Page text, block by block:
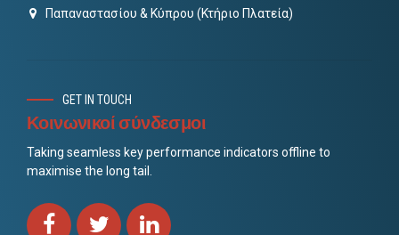
Παπαναστασίου & Κύπρου (Κτήριο Πλατεία)
GET IN TOUCH
Κοινωνικοί σύνδεσμοι
Taking seamless key performance indicators offline to
maximise the long tail.